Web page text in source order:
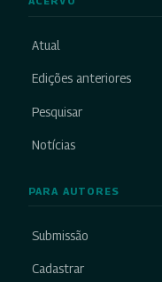
Atual
Edições anteriores
Pesquisar
Notícias
PARA AUTORES
Submissão
Cadastrar